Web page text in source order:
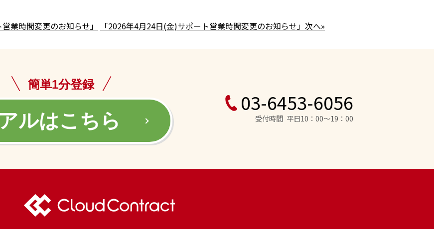
業時間変更のお知らせ」 「2026年4月24日(金)サポート営業時間変更のお知らせ」次へ»
簡単1分登録
ルはこちら
03-6453-6056
受付時間 平日10：00～19：00